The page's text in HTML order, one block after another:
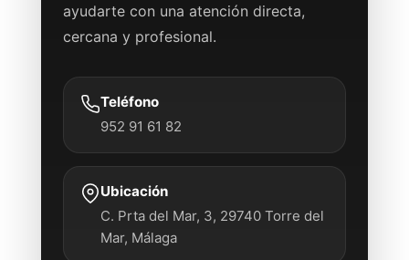
ayudarte con una atención directa,
cercana y profesional.
Teléfono
952 91 61 82
Ubicación
C. Prta del Mar, 3, 29740 Torre del
Mar, Málaga